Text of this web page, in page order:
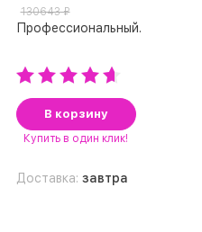
130643 ₽
Профессиональный.
В корзину
Купить в один клик!
Доставка: завтра